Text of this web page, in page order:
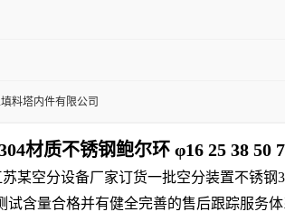
料塔内件有限公司
材质不锈钢鲍尔环 φ16 25 38 50
某空分设备厂家订货一批空分装置不锈
含量合格并有健全完善的售后跟踪服务